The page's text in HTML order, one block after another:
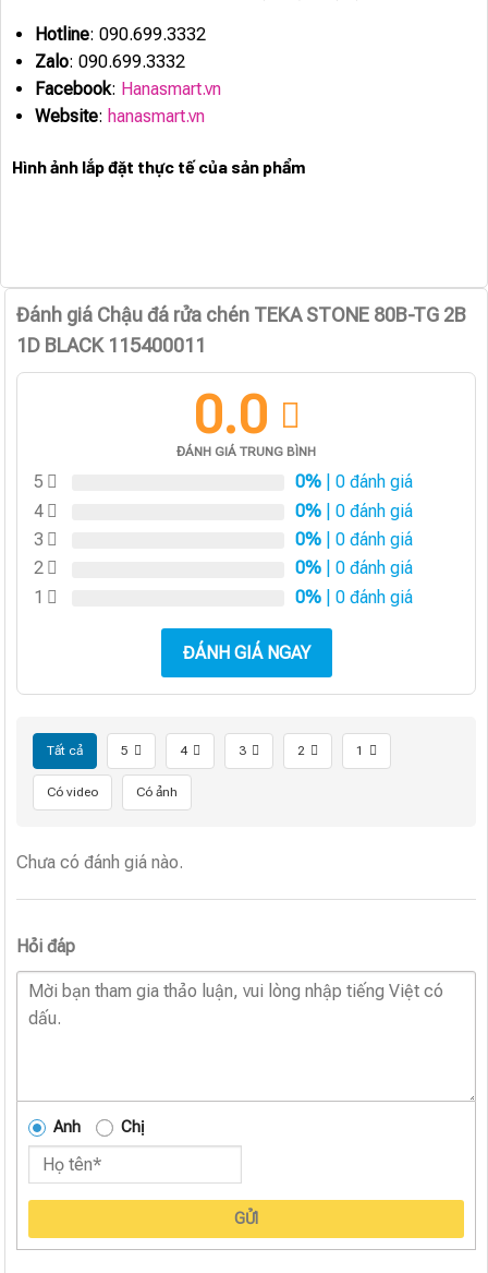
Hotline: 090.699.3332
Zalo: 090.699.3332
Facebook: Hanasmart.vn
Website: hanasmart.vn
Hình ảnh lắp đặt thực tế của sản phẩm
Đánh giá Chậu đá rửa chén TEKA STONE 80B-TG 2B
1D BLACK 115400011
0.0
ĐÁNH GIÁ TRUNG BÌNH
5 0% | 0 đánh giá
4
0% | 0 đánh giá
3
0% | 0 đánh giá
2
0% | 0 đánh giá
1
0% | 0 đánh giá
ĐÁNH GIÁ NGAY
Tất cả 5 4 3 2 1
Có video Có ảnh
Chưa có đánh giá nào.
Hỏi đáp
Anh Chị
GỬI